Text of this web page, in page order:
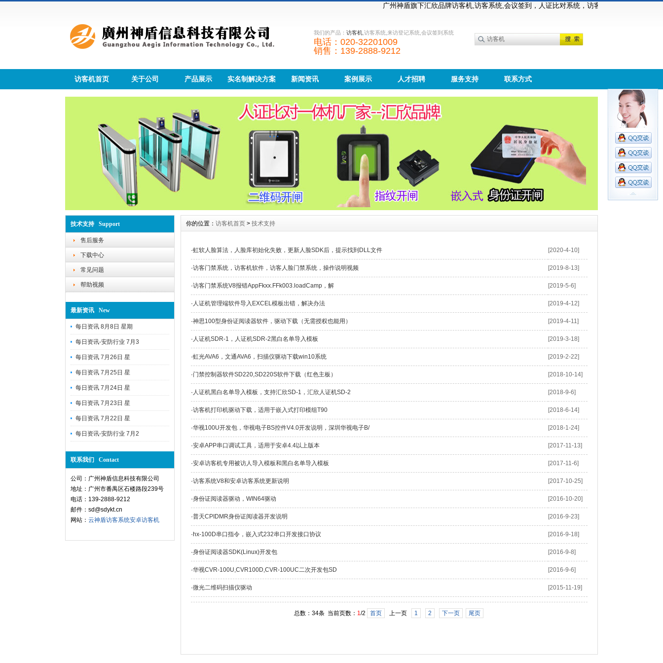
广州神盾旗下汇欣品牌访客机,访客系统,会议签到，人证比对系统，访客管理系统厂家，诚招各
我们的产品： 访客机 ,访客系统,来访登记系统,会议签到系统
电话：020-32201009
销售：139-2888-9212
访客机首页 关于公司 产品展示 实名制解决方案 新闻资讯 案例展示 人才招聘 服务支持 联系方式
技术支持 Support
售后服务
下载中心
常见问题
帮助视频
最新资讯 New
每日资讯 8月8日 星期
每日资讯-安防行业 7月3
每日资讯 7月26日 星
每日资讯 7月25日 星
每日资讯 7月24日 星
每日资讯 7月23日 星
每日资讯 7月22日 星
每日资讯-安防行业 7月2
联系我们 Contact
公司：广州神盾信息科技有限公司
地址：广州市番禺区石楼路段239号
电话：139-2888-9212
邮件：sd@sdykt.cn
网站： 云神盾访客系统安卓访客机
你的位置： 访客机首页 > 技术支持
·虹软人脸算法，人脸库初始化失败，更新人脸SDK后，提示找到DLL文件 [2020-4-10]
·访客门禁系统，访客机软件，访客人脸门禁系统，操作说明视频 [2019-8-13]
·访客门禁系统V8报错AppFkxx.FFk003.loadCamp，解 [2019-5-6]
· 人证机管理端软件导入EXCEL模板出错，解决办法 [2019-4-12]
·神思100型身份证阅读器软件，驱动下载（无需授权也能用） [2019-4-11]
· 人证机SDR-1，人证机SDR-2黑白名单导入模板 [2019-3-18]
·虹光AVA6，文通AVA6，扫描仪驱动下载win10系统 [2019-2-22]
·门禁控制器软件SD220,SD220S软件下载（红色主板） [2018-10-14]
· 人证机黑白名单导入模板，支持汇欣SD-1，汇欣人证机SD-2 [2018-9-6]
·访客机打印机驱动下载，适用于嵌入式打印模组T90 [2018-6-14]
·华视100U开发包，华视电子BS控件V4.0开发说明，深圳华视电子B/ [2018-1-24]
·安卓APP串口调试工具，适用于安卓4.4以上版本 [2017-11-13]
·安卓访客机专用被访人导入模板和黑白名单导入模板 [2017-11-6]
·访客系统V8和安卓访客系统更新说明 [2017-10-25]
·身份证阅读器驱动，WIN64驱动 [2016-10-20]
·普天CPIDMR身份证阅读器开发说明 [2016-9-23]
· hx-100D串口指令，嵌入式232串口开发接口协议 [2016-9-18]
·身份证阅读器SDK(Linux)开发包 [2016-9-8]
·华视CVR-100U,CVR100D,CVR-100UC二次开发包SD [2016-9-6]
·微光二维码扫描仪驱动 [2015-11-19]
总数：34条 当前页数： 1/2 首页 上一页 1 2 下一页 尾页